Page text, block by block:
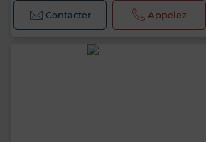
Contacter Appelez